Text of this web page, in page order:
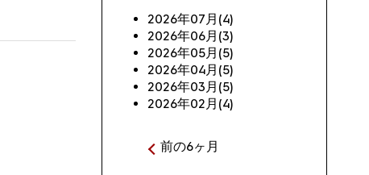
2026年07月(4)
2026年06月(3)
2026年05月(5)
2026年04月(5)
2026年03月(5)
2026年02月(4)
前の6ヶ月